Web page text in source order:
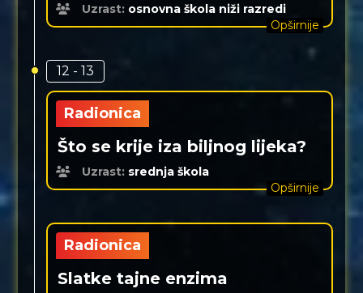
Uzrast: osnovna škola niži razredi
Opširnije
12 - 13
Radionica
Što se krije iza biljnog lijeka?
Uzrast: srednja škola
Opširnije
Radionica
Slatke tajne enzima